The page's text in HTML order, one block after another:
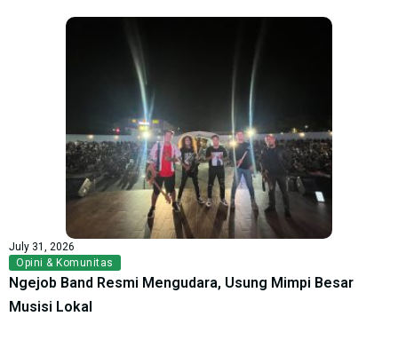
July 31, 2026
Opini & Komunitas
Ngejob Band Resmi Mengudara, Usung Mimpi Besar
Musisi Lokal